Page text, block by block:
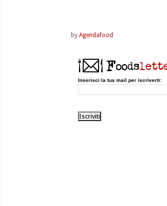
by Agendafood
Inserisci la tua mail per iscriverti: